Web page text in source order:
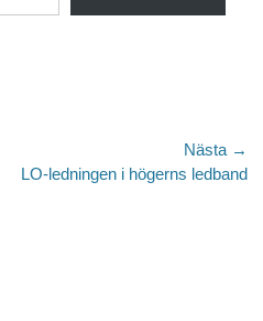
Nästa →
LO-ledningen i högerns ledband